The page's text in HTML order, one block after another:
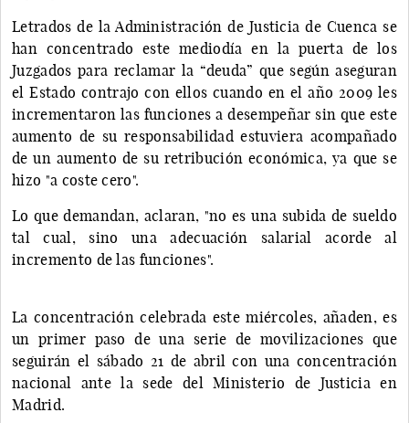
Letrados de la Administración de Justicia de Cuenca se
han concentrado este mediodía en la puerta de los
Juzgados para reclamar la “deuda” que según aseguran
el Estado contrajo con ellos cuando en el año 2009 les
incrementaron las funciones a desempeñar sin que este
aumento de su responsabilidad estuviera acompañado
de un aumento de su retribución económica, ya que se
hizo "a coste cero".
Lo que demandan, aclaran, "no es una subida de sueldo
tal cual, sino una adecuación salarial acorde al
incremento de las funciones".
La concentración celebrada este miércoles, añaden, es
un primer paso de una serie de movilizaciones que
seguirán el sábado 21 de abril con una concentración
nacional ante la sede del Ministerio de Justicia en
Madrid.